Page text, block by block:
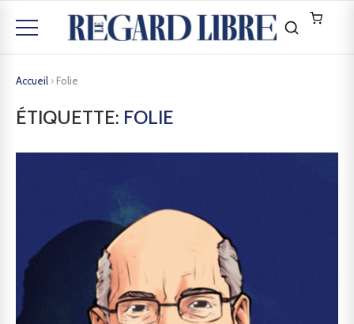
Accueil › Folie
ÉTIQUETTE: FOLIE